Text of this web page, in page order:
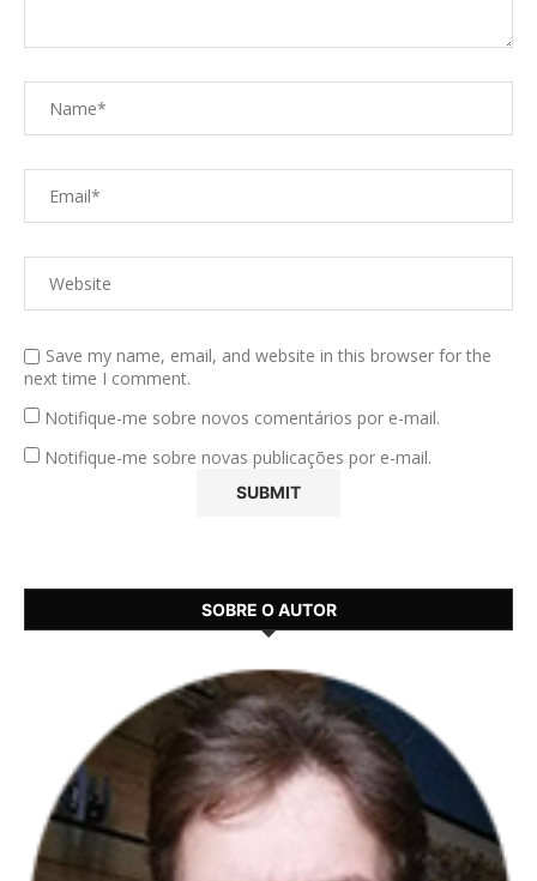
Save my name, email, and website in this browser for the
next time I comment.
Notifique-me sobre novos comentários por e-mail.
Notifique-me sobre novas publicações por e-mail.
SOBRE O AUTOR